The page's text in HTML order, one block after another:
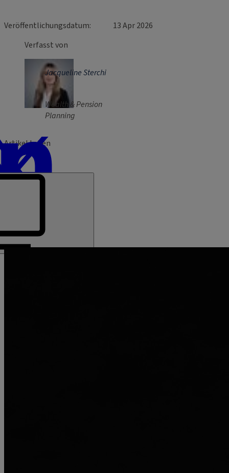
Veröffentlichungsdatum
13 Apr 2026
Verfasst von
Jacqueline Sterchi
Wealth & Pension
Planning
Artikel teilen